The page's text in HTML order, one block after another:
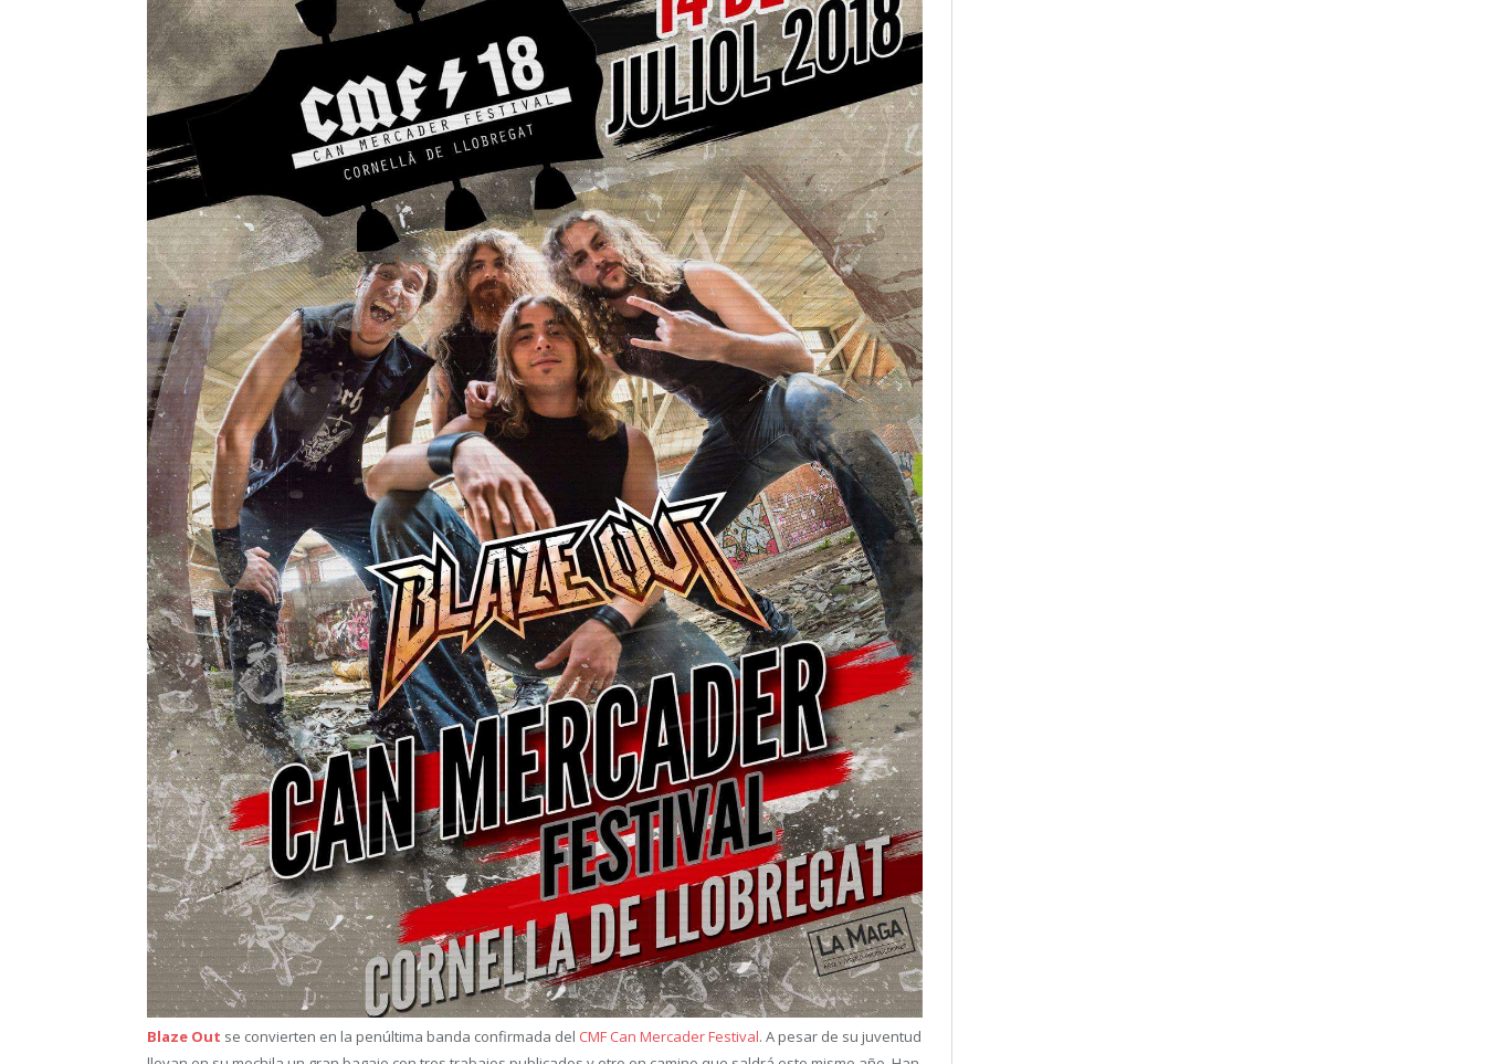
Blaze Out se convierten en la penúltima banda confirmada del CMF Can Mercader Festival. A pesar de su juventud